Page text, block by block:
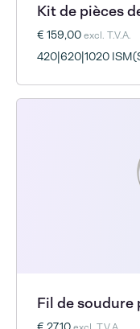
Kit de pièces
€ 159,00excl. T.V.A.
420|620|1020
Fil de soudure